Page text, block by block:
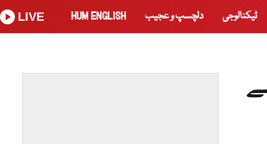
ٹیکنالوجی دلچسپ و عجیب HUM ENGLISH
LIVE